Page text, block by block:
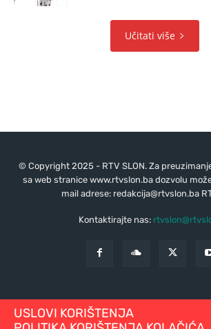
Učitati više
© Copyright 2025 - RTV SLON. Za
sa web stranice www.rtvslon.ba dozvolu
mail adrese: redakcija@rtvslon.ba
Kontaktirajte nas:
USLOVI KORIŠTENJA